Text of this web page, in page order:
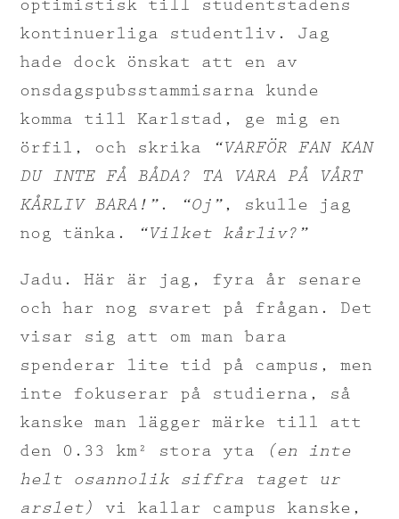
optimistisk till studentstadens
kontinuerliga studentliv. Jag
hade dock önskat att en av
onsdagspubsstammisarna kunde
komma till Karlstad, ge mig en
örfil, och skrika
“VARFÖR FAN KAN
DU INTE FÅ BÅDA? TA VARA PÅ VÅRT
KÅRLIV BARA!” . “Oj” , skulle jag
nog tänka.
“Vilket kårliv?”
Jadu. Här är jag, fyra år senare
och har nog svaret på frågan. Det
visar sig att om man bara
spenderar lite tid på campus, men
inte fokuserar på studierna, så
kanske man lägger märke till att
den 0.33 km² stora yta
(en inte
helt osannolik siffra taget ur
arslet)
vi kallar campus kanske,